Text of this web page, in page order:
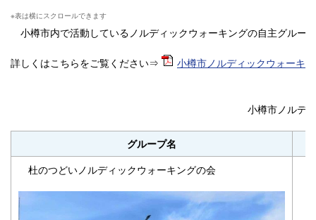
小樽市内で活動しているノルディックウォーキングの自主グルー
詳しくはこちらをご覧ください⇒ 小樽市ノルディックウォーキ
小樽市ノルデ
グループ名
杜のつどいノルディックウォーキングの会